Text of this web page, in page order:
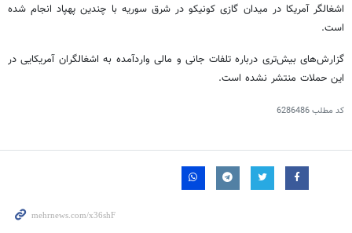
اشغالگر آمریکا در میدان گازی کونیکودر شرق سوریه با چندین پهپاد انجام شده
است.
گزارش‌های بیش‌تری درباره تلفات جانی و مالی واردآمده به اشغالگران آمریکایی در
این حملات منتشر نشده است.
کد مطلب6286486